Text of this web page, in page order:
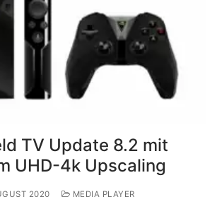
TV Update 8.2 mit
UHD-4k Upscaling
2020
MEDIA PLAYER